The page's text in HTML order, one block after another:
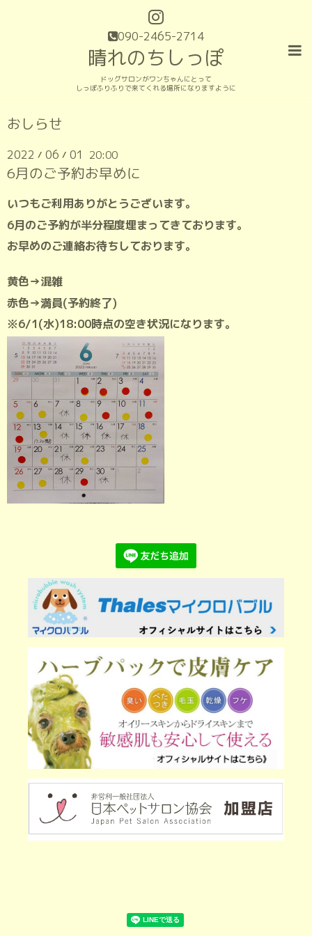
090-2465-2714
晴れのちしっぽ
ドッグサロンがワンちゃんにとって
しっぽふりふりで来てくれる場所になりますように
おしらせ
2022 / 06 / 01 20:00
6月のご予約お早めに
いつもご利用ありがとうございます。
6月のご予約が半分程度埋まってきております。
お早めのご連絡お待ちしております。
黄色→混雑
赤色→満員(予約終了)
※6/1(水)18:00時点の空き状況になります。